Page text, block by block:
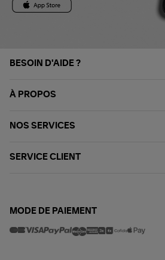
BESOIN D'AIDE ?
À PROPOS
NOS SERVICES
SERVICE CLIENT
MODE DE PAIEMENT